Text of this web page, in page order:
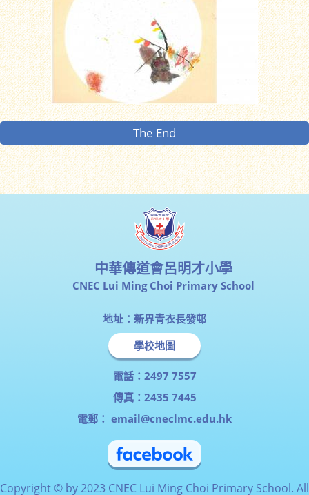
The End
中華傳道會呂明才小學
CNEC Lui Ming Choi Primary School
地址：新界青衣長發邨
學校地圖
電話：2497 7557
傳真：2435 7445
電郵： email@cneclmc.edu.hk
Copyright © by 2023 CNEC Lui Ming Choi Primary School. All